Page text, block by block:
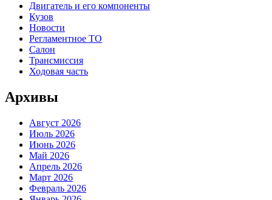
Двигатель и его компоненты
Кузов
Новости
Регламентное ТО
Салон
Трансмиссия
Ходовая часть
Архивы
Август 2026
Июль 2026
Июнь 2026
Май 2026
Апрель 2026
Март 2026
Февраль 2026